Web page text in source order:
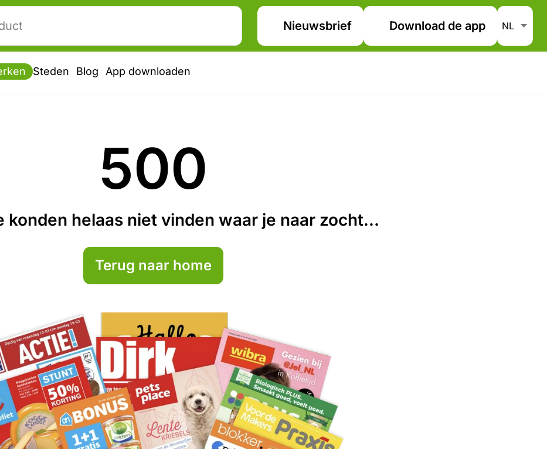
Nieuwsbrief Download de app
Steden Blog App downloaden
500
konden helaas niet vinden waar je naar zocht...
Terug naar home